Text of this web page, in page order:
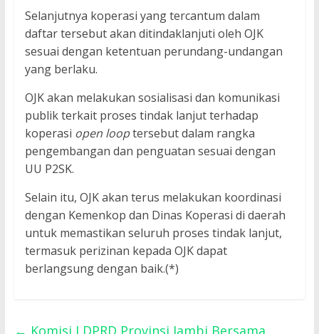
Selanjutnya koperasi yang tercantum dalam
daftar tersebut akan ditindaklanjuti oleh OJK
sesuai dengan ketentuan perundang-undangan
yang berlaku.
OJK akan melakukan sosialisasi dan komunikasi
publik terkait proses tindak lanjut terhadap
koperasi open looptersebut dalam rangka
pengembangan dan penguatan sesuai dengan
UU P2SK.
Selain itu, OJK akan terus melakukan koordinasi
dengan Kemenkop dan Dinas Koperasi di daerah
untuk memastikan seluruh proses tindak lanjut,
termasuk perizinan kepada OJK dapat
berlangsung dengan baik.(*)